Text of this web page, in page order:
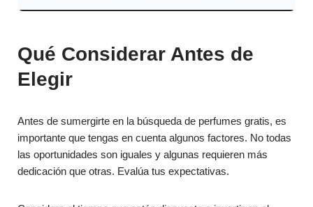
Qué Considerar Antes de
Elegir
Antes de sumergirte en la búsqueda de perfumes gratis, es
importante que tengas en cuenta algunos factores. No todas
las oportunidades son iguales y algunas requieren más
dedicación que otras. Evalúa tus expectativas.